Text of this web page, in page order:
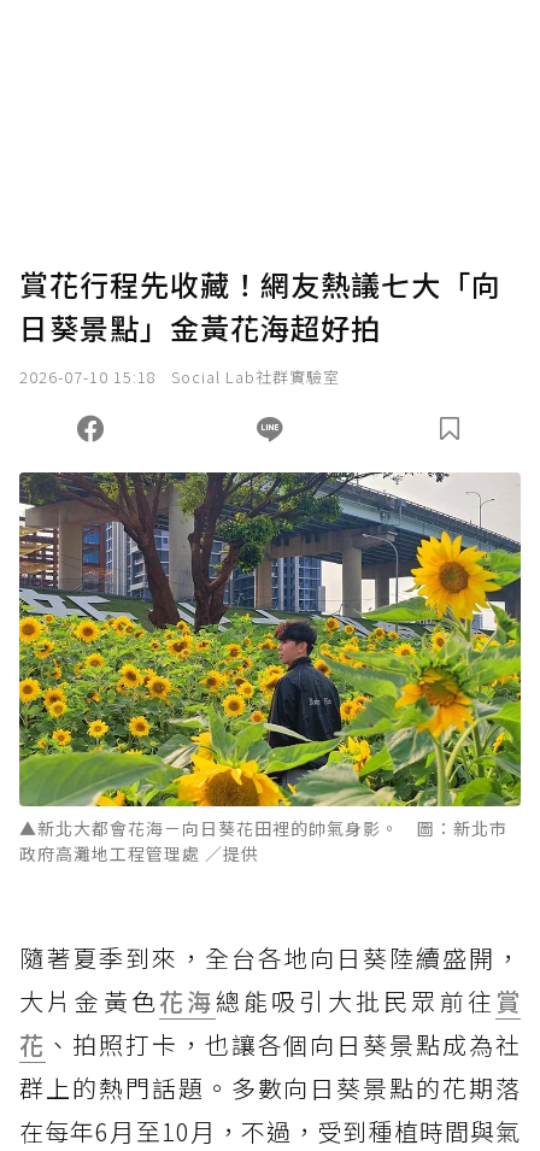
賞花行程先收藏！網友熱議七大「向
日葵景點」金黃花海超好拍
2026-07-10 15:18 Social Lab社群實驗室
▲新北大都會花海－向日葵花田裡的帥氣身影。 圖：新北市
政府高灘地工程管理處 ／提供
隨著夏季到來，全台各地向日葵陸續盛開，
大片金黃色花海總能吸引大批民眾前往 賞
花 、拍照打卡，也讓各個向日葵景點成為社
群上的熱門話題。多數向日葵景點的花期落
在每年6月至10月，不過，受到種植時間與氣